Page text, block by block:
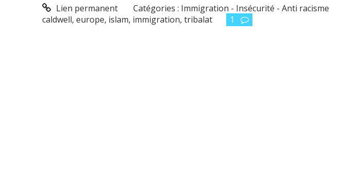
Lien permanent Catégories : Immigration - Insécurité - Anti racisme
caldwell, europe, islam, immigration, tribalat 1